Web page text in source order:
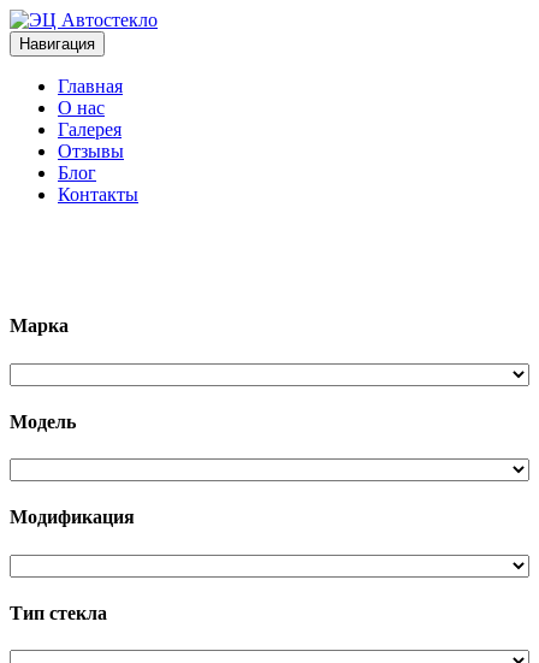
Навигация
Главная
О нас
Галерея
Отзывы
Блог
Контакты
Марка
Модель
Модификация
Тип стекла